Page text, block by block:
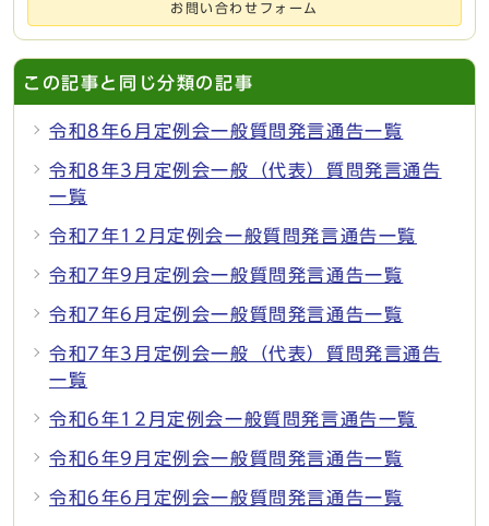
お問い合わせフォーム
この記事と同じ分類の記事
令和8年6月定例会一般質問発言通告一覧
令和8年3月定例会一般（代表）質問発言通告
一覧
令和7年12月定例会一般質問発言通告一覧
令和7年9月定例会一般質問発言通告一覧
令和7年6月定例会一般質問発言通告一覧
令和7年3月定例会一般（代表）質問発言通告
一覧
令和6年12月定例会一般質問発言通告一覧
令和6年9月定例会一般質問発言通告一覧
令和6年6月定例会一般質問発言通告一覧